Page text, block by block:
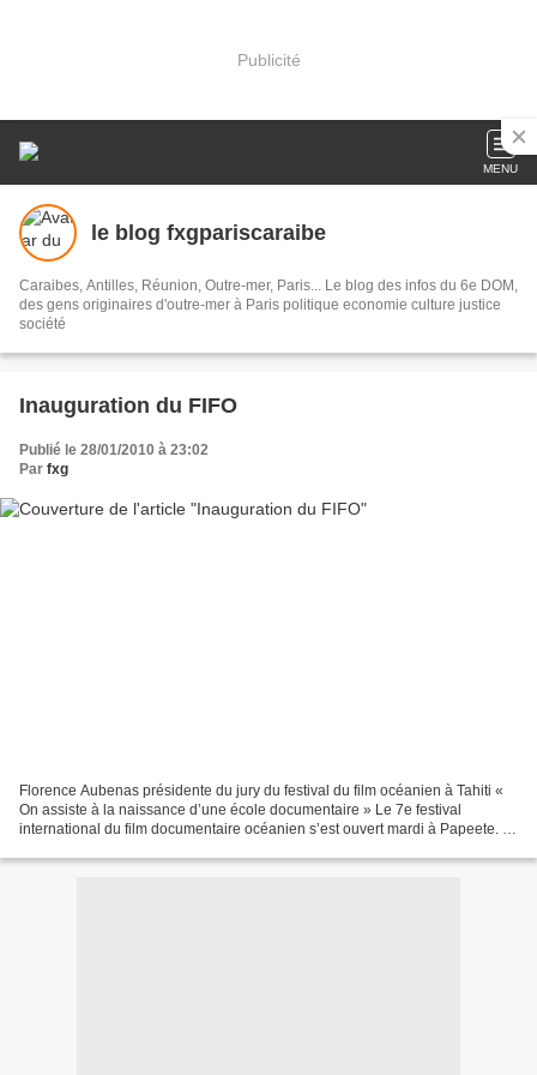
Publicité
MENU
le blog fxgpariscaraibe
Caraibes, Antilles, Réunion, Outre-mer, Paris... Le blog des infos du 6e DOM,
des gens originaires d'outre-mer à Paris politique economie culture justice
société
Inauguration du FIFO
Publié le 28/01/2010 à 23:02
Par fxg
Florence Aubenas présidente du jury du festival du film océanien à Tahiti «
On assiste à la naissance d’une école documentaire » Le 7e festival
international du film documentaire océanien s’est ouvert mardi à Papeete. «